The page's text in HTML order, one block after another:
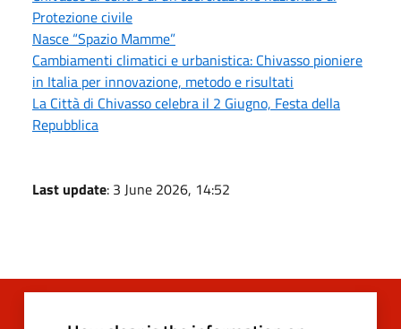
Protezione civile
Nasce “Spazio Mamme”
Cambiamenti climatici e urbanistica: Chivasso pioniere
in Italia per innovazione, metodo e risultati
La Città di Chivasso celebra il 2 Giugno, Festa della
Repubblica
Last update: 3 June 2026, 14:52